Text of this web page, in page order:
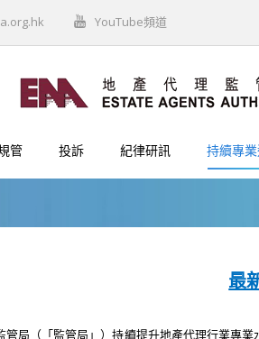
YouTube頻道
管 投訴 紀律研訊 持續專
最
管局（「監管局」）持續提升地產代理行業專